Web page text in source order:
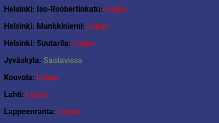
Helsinki: Iso-Roobertinkatu: Loppu
Helsinki: Munkkiniemi: Loppu
Helsinki: Suutarila: Loppu
Jyväskyla: Saatavissa
Kouvola: Loppu
Lahti: Loppu
Lappeenranta: Loppu